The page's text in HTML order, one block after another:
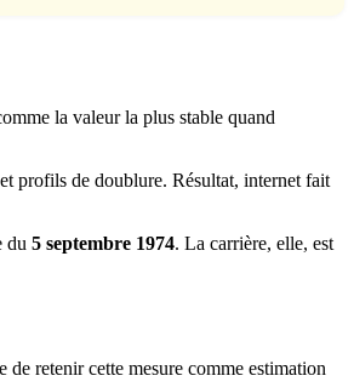
la valeur la plus stable quand
profils de doublure. Résultat, internet fait
du 5 septembre 1974. La carrière, elle, est
retenir cette mesure comme estimation